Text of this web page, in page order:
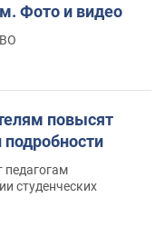
Фото и видео
повысят
студенческих